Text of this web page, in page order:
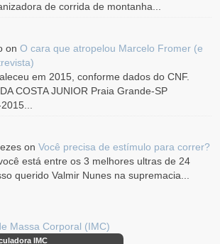
de corrida de montanha...
onO cara que atropelou Marcelo Fromer (e
em 2015, conforme dados do CNF.
COSTA JUNIOR Praia Grande-SP
onVocê precisa de estímulo para correr?
está entre os 3 melhores ultras de 24
querido Valmir Nunes na supremacia...
Massa Corporal (IMC)
IMC